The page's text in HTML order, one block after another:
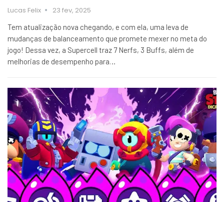
Lucas Felix 23 fev, 2025
Tem atualização nova chegando, e com ela, uma leva de
mudanças de balanceamento que promete mexer no meta do
jogo! Dessa vez, a Supercell traz 7 Nerfs, 3 Buffs, além de
melhorias de desempenho para…